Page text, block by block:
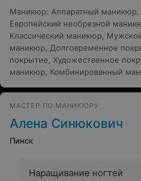
Маникюр: Аппаратный маникюр,
Европейский необрезной
Классический маникюр,
маникюр, Долговременное
покрытие, Художественное
маникюр, Комбинированный
МАСТЕР ПО МАНИКЮРУ
Алена Синюкович
Пинск
Наращивание ногтей